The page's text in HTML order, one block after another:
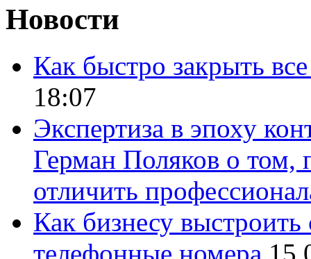
Новости
Как быстро закрыть
18:07
Экспертиза в эпоху
Герман Поляков о том,
отличить
Как бизнесу